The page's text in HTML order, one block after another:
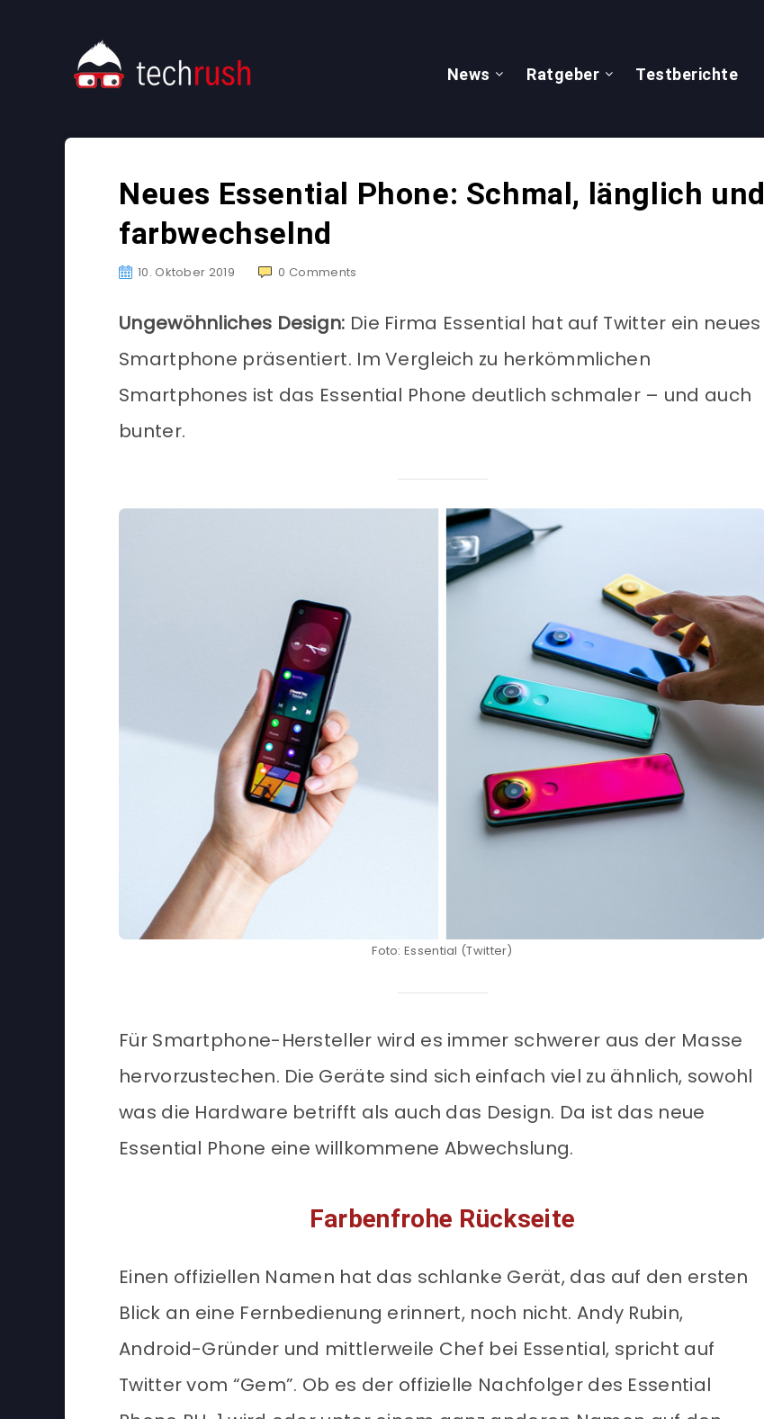
News Ratgeber Testberichte
Neues Essential Phone: Schmal, länglich und
farbwechselnd
10. Oktober 2019 0 Comments
Ungewöhnliches Design: Die Firma Essential hat auf Twitter ein neues
Smartphone präsentiert. Im Vergleich zu herkömmlichen
Smartphones ist das Essential Phone deutlich schmaler – und auch
bunter.
Foto: Essential (Twitter)
Für Smartphone-Hersteller wird es immer schwerer aus der Masse
hervorzustechen. Die Geräte sind sich einfach viel zu ähnlich, sowohl
was die Hardware betrifft als auch das Design. Da ist das neue
Essential Phone eine willkommene Abwechslung.
Farbenfrohe Rückseite
Einen offiziellen Namen hat das schlanke Gerät, das auf den ersten
Blick an eine Fernbedienung erinnert, noch nicht. Andy Rubin,
Android-Gründer und mittlerweile Chef bei Essential, spricht auf
Twitter vom “Gem”. Ob es der offizielle Nachfolger des Essential